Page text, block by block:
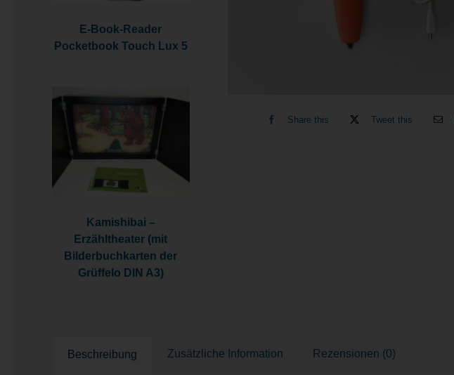
E-Book-Reader
Pocketbook Touch Lux 5
Kamishibai –
Erzähltheater (mit
Bilderbuchkarten der
Grüffelo DIN A3)
Share this Tweet this
Beschreibung Zusätzliche Information Rezensionen (0)